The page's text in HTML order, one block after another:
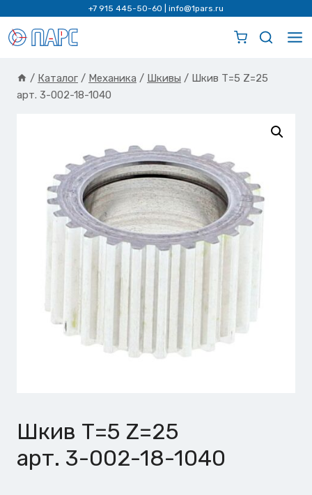
содержимому
+7 915 445-50-60 info@1pars.ru
/ Каталог / Механика / Шкивы / Шкив Т=5 Z=25
арт. 3-002-18-1040
Шкив Т=5 Z=25
арт. 3-002-18-1040